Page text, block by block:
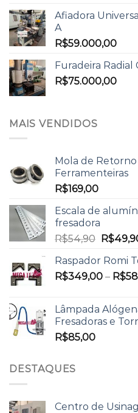
Afiadora
A
R$59.000,00
Furadeira Radial
R$75.000,00
MAIS VENDIDOS
Mola de
Ferramenteiras
R$169,00
Escala de
fresadora
R$54,90 R$
Raspador Romi
R$349,00 – R$
Lâmpada
Fresadoras e
R$85,00
DESTAQUES
Centro de